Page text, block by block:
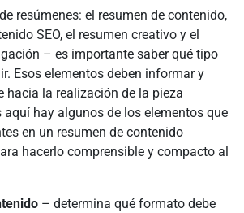
resúmenes: el resumen de contenido,
SEO, el resumen creativo y el
– es importante saber qué tipo
Esos elementos deben informar y
hacia la realización de la pieza
aquí hay algunos de los elementos que
en un resumen de contenido
hacerlo comprensible y compacto al
– determina qué formato debe